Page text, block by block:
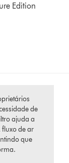
Edition
de
ajuda a
fluxo de ar
que